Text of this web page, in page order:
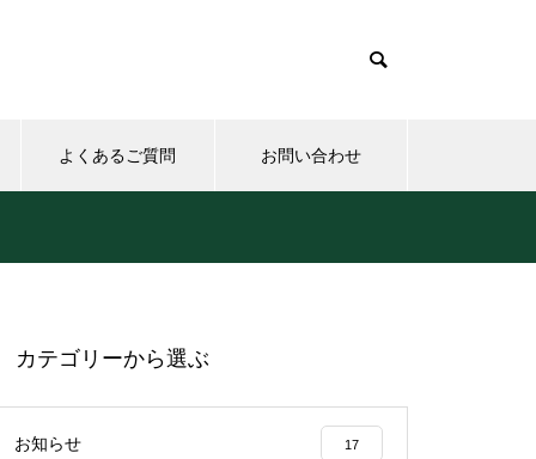
よくあるご質問 お問い合わせ
カテゴリーから選ぶ
お知らせ 17